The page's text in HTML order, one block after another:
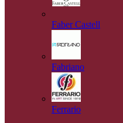
Faber Castell
Fabriano
Ferrario